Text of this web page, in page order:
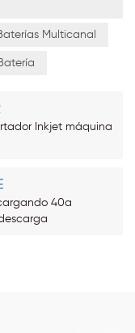
Multicanal
Inkjet máquina
40a